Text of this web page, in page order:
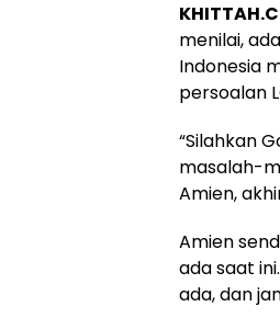
menilai,
Indonesia
persoalan
“Silahkan
masalah-
Amien,
Amien
ada saat
ada, dan